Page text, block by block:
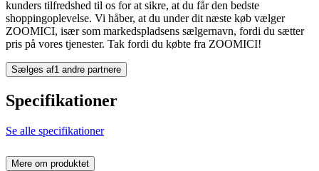
kunders tilfredshed til os for at sikre, at du får den bedste
shoppingoplevelse. Vi håber, at du under dit næste køb vælger
ZOOMICI, især som markedspladsens sælgernavn, fordi du sætter
pris på vores tjenester. Tak fordi du købte fra ZOOMICI!
Sælges af1 andre partnere
Specifikationer
Se alle specifikationer
Mere om produktet